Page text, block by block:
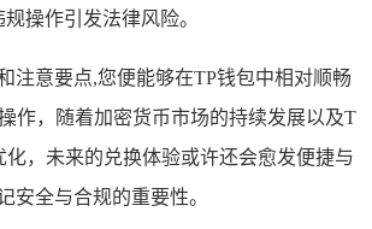
操作引发法律风险。
注意要点,您便能够在TP钱包中相对顺畅
作，随着加密货币市场的持续发展以及T
化，未来的兑换体验或许还会愈发便捷与
安全与合规的重要性。